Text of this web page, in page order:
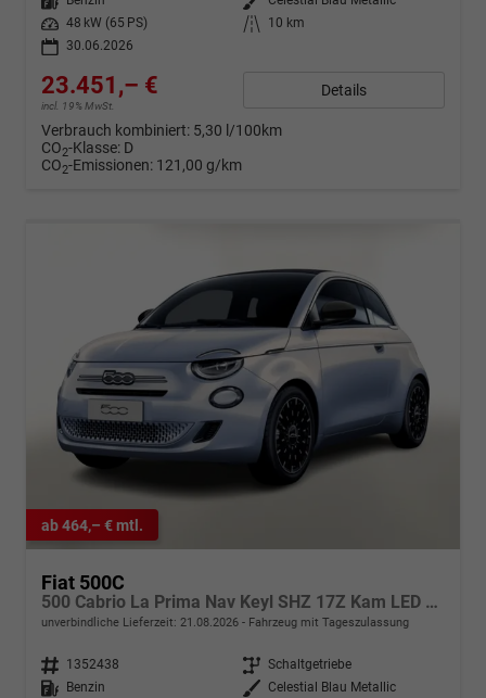
Leistung
48 kW (65 PS) Kilometerstand
10 km
30.06.2026
23.451,– €
incl. 19% MwSt.
Details
Verbrauch kombiniert: 5,30 l/100km
CO2-Klasse: D
CO2-Emissionen: 121,00 g/km
ab 464,– € mtl.
Fiat 500C
500 Cabrio La Prima Nav Keyl SHZ 17Z Kam LED Car
unverbindliche Lieferzeit: 21.08.2026 Fahrzeug mit Tageszulassung
Fahrzeugnr. 1352438 Getriebe Schaltgetriebe
Kraftstoff
Benzin Außenfarbe Celestial Blau Metallic